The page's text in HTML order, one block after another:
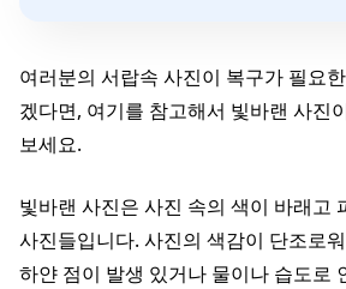
여러분의 서랍속 사진이 복구가 필요
겠다면, 여기를 참고해서 빛바랜 사진
보세요.
빛바랜 사진은 사진 속의 색이 바래고
사진들입니다. 사진의 색감이 단조로
하얀 점이 발생 있거나 물이나 습도로